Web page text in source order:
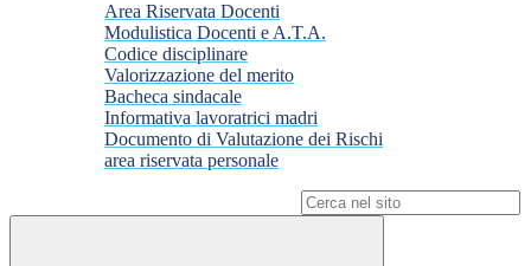
Area Riservata Docenti
Modulistica Docenti e A.T.A.
Codice disciplinare
Valorizzazione del merito
Bacheca sindacale
Informativa lavoratrici madri
Documento di Valutazione dei Rischi
area riservata personale